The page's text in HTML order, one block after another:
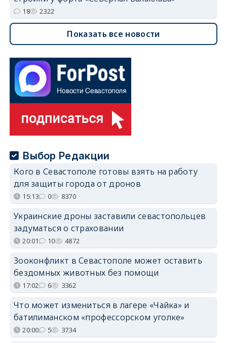
18 2322
Показать все новости
Выбор Редакции
Кого в Севастополе готовы взять на работу
для защиты города от дронов
15:13 0 8370
Украинские дроны заставили севастопольцев
задуматься о страховании
20:01 10 4872
Зооконфликт в Севастополе может оставить
бездомных животных без помощи
17:02 6 3362
Что может измениться в лагере «Чайка» и
батилиманском «профессорском уголке»
20:00 5 3734